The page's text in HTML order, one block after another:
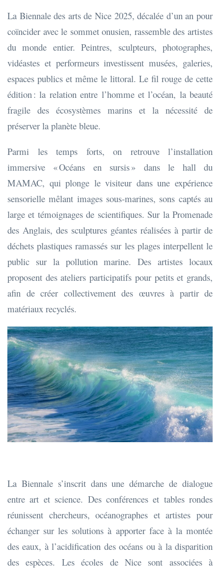
La Biennale des arts de Nice 2025, décalée d’un an pour
coïncider avec le sommet onusien, rassemble des artistes
du monde entier. Peintres, sculpteurs, photographes,
vidéastes et performeurs investissent musées, galeries,
espaces publics et même le littoral. Le fil rouge de cette
édition : la relation entre l’homme et l’océan, la beauté
fragile des écosystèmes marins et la nécessité de
préserver la planète bleue.
Parmi les temps forts, on retrouve l’installation
immersive « Océans en sursis » dans le hall du
MAMAC, qui plonge le visiteur dans une expérience
sensorielle mêlant images sous-marines, sons captés au
large et témoignages de scientifiques. Sur la Promenade
des Anglais, des sculptures géantes réalisées à partir de
déchets plastiques ramassés sur les plages interpellent le
public sur la pollution marine. Des artistes locaux
proposent des ateliers participatifs pour petits et grands,
afin de créer collectivement des œuvres à partir de
matériaux recyclés.
La Biennale s’inscrit dans une démarche de dialogue
entre art et science. Des conférences et tables rondes
réunissent chercheurs, océanographes et artistes pour
échanger sur les solutions à apporter face à la montée
des eaux, à l’acidification des océans ou à la disparition
des espèces. Les écoles de Nice sont associées à